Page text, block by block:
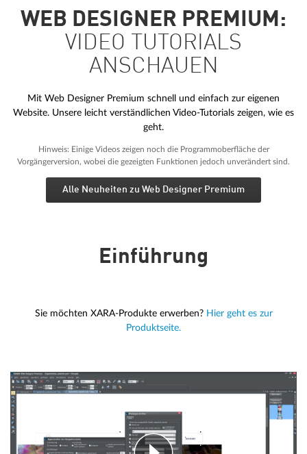
WEB DESIGNER PREMIUM:
VIDEO TUTORIALS
ANSCHAUEN
Mit Web Designer Premium schnell und einfach zur eigenen
Website. Unsere leicht verständlichen Video-Tutorials zeigen, wie es
geht.
Hinweis: Einige Videos zeigen noch die Programmoberfläche der
Vorgängerversion, wobei die gezeigten Funktionen jedoch unverändert sind.
Alle Neuheiten zu Web Designer Premium
Einführung
Sie möchten XARA-Produkte erwerben? Hier geht es zur
Produktseite.